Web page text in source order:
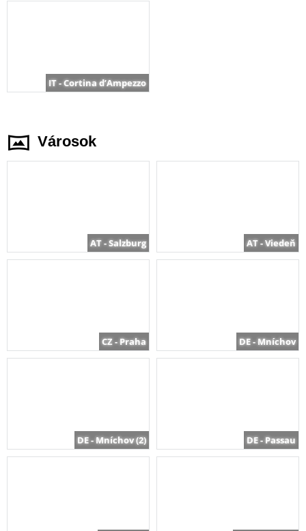
IT - Cortina d’Ampezzo
Városok
AT - Salzburg AT - Viedeň
CZ - Praha DE - Mníchov
DE - Mníchov (2) DE - Passau